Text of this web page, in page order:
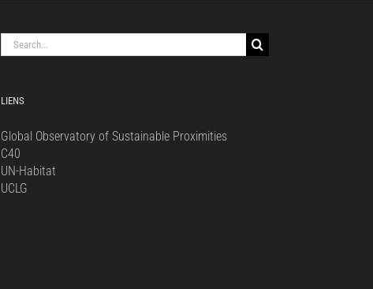
Search
for:
LIENS
Global Observatory of Sustainable Proximities
C40
UN-Habitat
UCLG